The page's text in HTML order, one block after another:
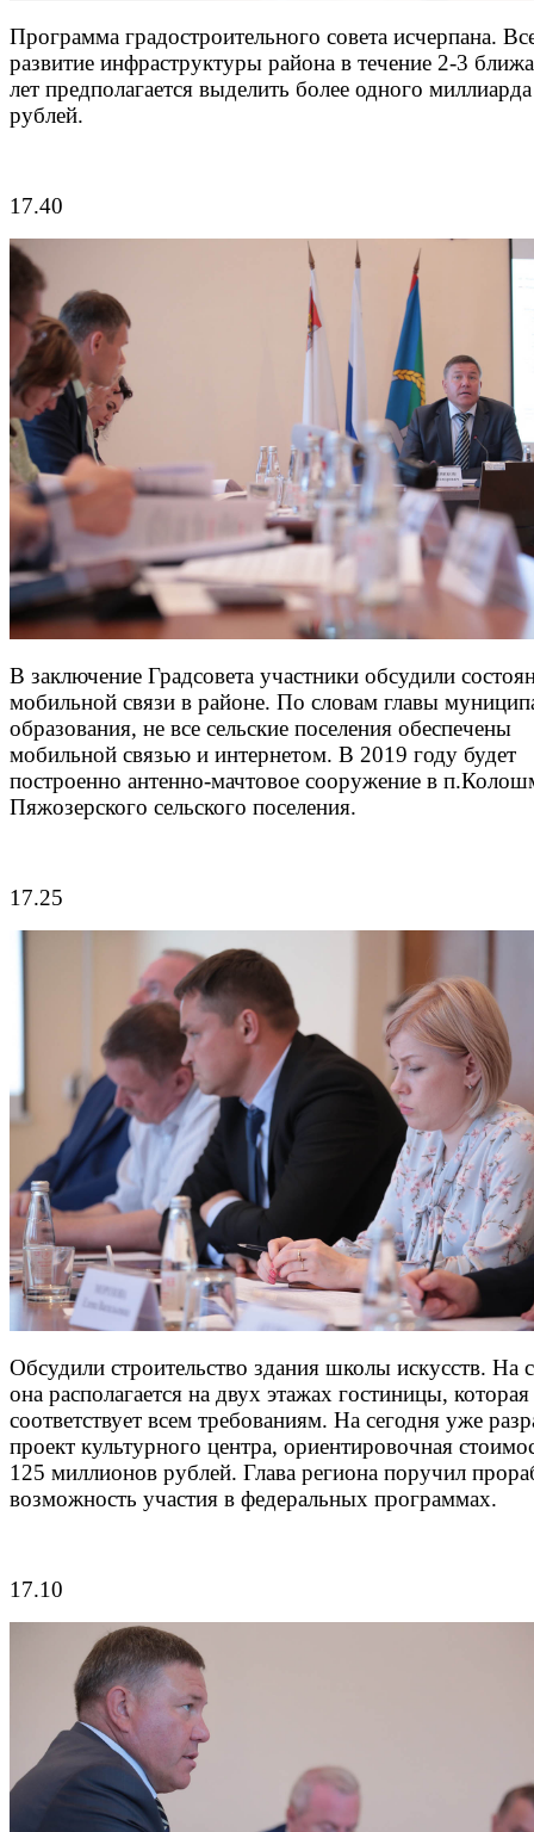
Программа градостроительного совета исчерпана.
развитие инфраструктуры района в течение 2-3
лет предполагается выделить более одного миллиарда
рублей.
17.40
В заключение Градсовета участники обсудили
мобильной связи в районе. По словам главы
образования, не все сельские поселения обеспечены
мобильной связью и интернетом. В 2019 году будет
построенно антенно-мачтовое сооружение в
Пяжозерского сельского поселения.
17.25
Обсудили строительство здания школы искусств. На
она располагается на двух этажах гостиницы, которая
соответствует всем требованиям. На сегодня уже
проект культурного центра, ориентировочная
125 миллионов рублей. Глава региона поручил
возможность участия в федеральных программах.
17.10